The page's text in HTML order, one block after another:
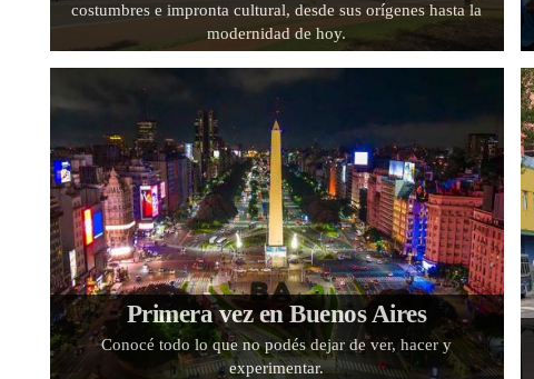
costumbres e impronta cultural, desde sus orígenes hasta la
modernidad de hoy.
Primera vez en Buenos Aires
Conocé todo lo que no podés dejar de ver, hacer y
experimentar.